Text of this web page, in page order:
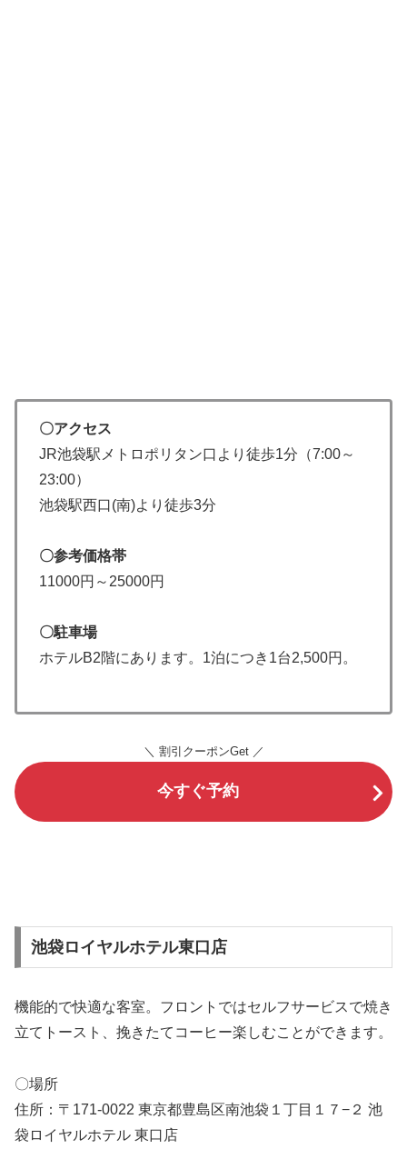
〇アクセス
JR池袋駅メトロポリタン口より徒歩1分（7:00～
23:00）
池袋駅西口(南)より徒歩3分
〇参考価格帯
11000円～25000円
〇駐車場
ホテルB2階にあります。1泊につき1台2,500円。
＼ 割引クーポンGet ／
今すぐ予約
池袋ロイヤルホテル東口店
機能的で快適な客室。フロントではセルフサービスで焼き
立てトースト、挽きたてコーヒー楽しむことができます。
〇場所
住所：〒171-0022 東京都豊島区南池袋１丁目１７−２ 池
袋ロイヤルホテル 東口店